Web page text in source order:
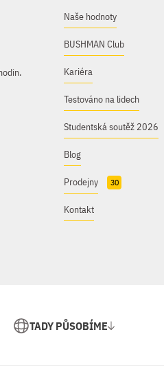
Naše hodnoty
BUSHMAN Club
Kariéra
Testováno na lidech
Studentská soutěž 2026
Blog
Prodejny 30
Kontakt
TADY PŮSOBÍME